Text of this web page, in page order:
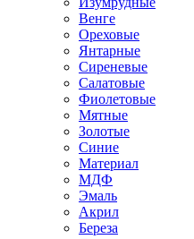
Венге
Ореховые
Янтарные
Сиреневые
Салатовые
Фиолетовые
Мятные
Золотые
Синие
Материал
МДФ
Эмаль
Акрил
Береза